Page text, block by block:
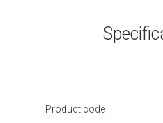
Product code